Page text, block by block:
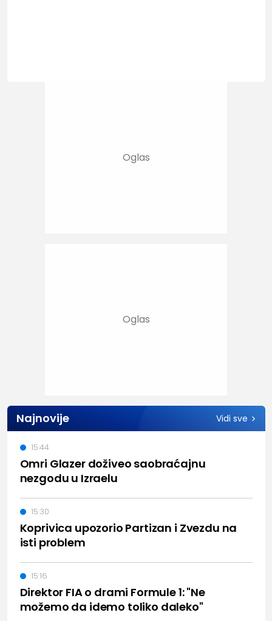
Najnovije Vidi sve
Omri Glazer doživeo saobraćajnu
nezgodu u Izraelu
15:44
Koprivica upozorio Partizan i Zvezdu na
isti problem
15:30
Direktor FIA o drami Formule 1: "Ne
možemo da idemo toliko daleko"
15:16